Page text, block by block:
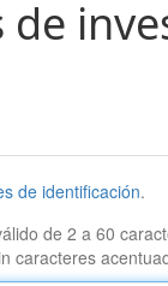
de identificación.
de 2 a 60
caracteres